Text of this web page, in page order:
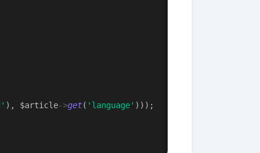
), $article->get( 'language' )));